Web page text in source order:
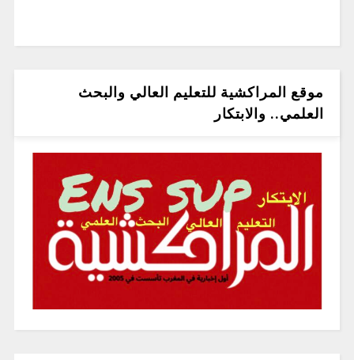
موقع المراكشية للتعليم العالي والبحث
العلمي.. والابتكار